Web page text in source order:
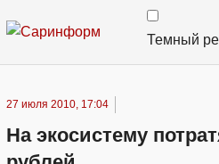
Темный
27 июля 2010, 17:04
На экосистему